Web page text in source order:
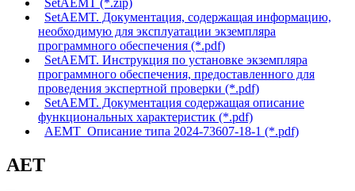
SetAEMT (*.zip)
SetAEMT. Документация, содержащая информацию,
необходимую для эксплуатации экземпляра
программного обеспечения (*.pdf)
SetAEMT. Инструкция по установке экземпляра
программного обеспечения, предоставленного для
проведения экспертной проверки (*.pdf)
SetAEMT. Документация содержащая описание
функциональных характеристик (*.pdf)
АЕМТ_Описание типа 2024-73607-18-1 (*.pdf)
АЕТ